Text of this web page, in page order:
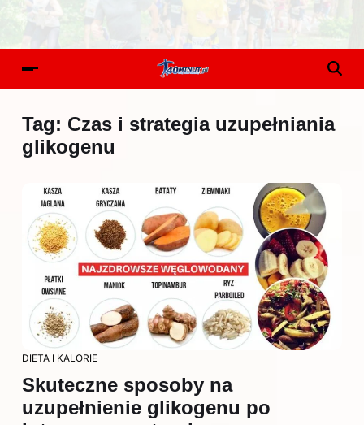
Tag: Czas i strategia uzupełniania
glikogenu
DIETA I KALORIE
Skuteczne sposoby na
uzupełnienie glikogenu po